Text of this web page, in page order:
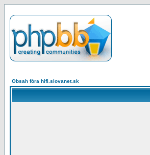
Obsah fóra hifi.slovanet.sk